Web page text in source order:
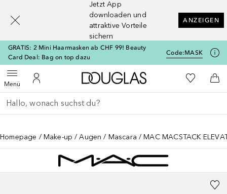
Jetzt App
downloaden und
attraktive Vorteile
sichern
ANZEIGEN
GRATIS: 2 Mini Haarmasken ab CHF 99! Beauty
Card Deal: Bag on top dazu
Code:MASK
MenüMenü öffnenZu Meinem Kundenkonto
Zur Douglas Startseite
Zu Meiner
Gehe zurück
Suche ausführen
Homepage Make-up Augen Mascara MAC MACSTACK
[navigation.slideout.screenreader]